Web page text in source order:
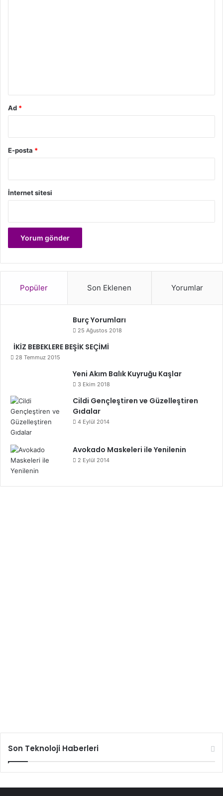
Ad *
E-posta *
İnternet sitesi
Popüler Son Eklenen Yorumlar
Burç Yorumları
25 Ağustos 2018
İKİZ BEBEKLERE BEŞİK SEÇİMİ
28 Temmuz 2015
Yeni Akım Balık Kuyruğu Kaşlar
3 Ekim 2018
Cildi Gençleştiren ve Güzelleştiren
Gıdalar
4 Eylül 2014
Avokado Maskeleri ile Yenilenin
2 Eylül 2014
Son Teknoloji Haberleri